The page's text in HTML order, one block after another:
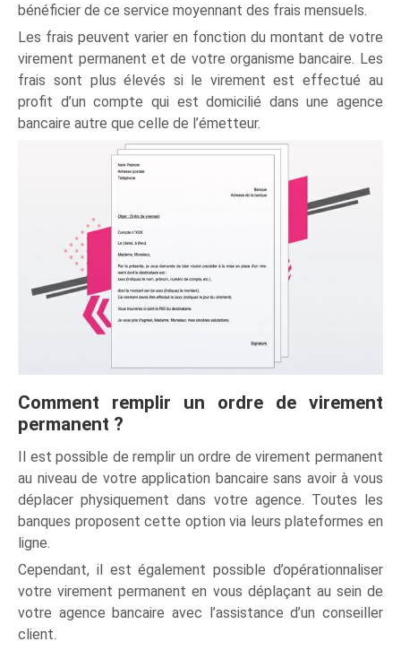
bénéficier de ce service moyennant des frais mensuels.
Les frais peuvent varier en fonction du montant de votre
virement permanent et de votre organisme bancaire. Les
frais sont plus élevés si le virement est effectué au
profit d’un compte qui est domicilié dans une agence
bancaire autre que celle de l’émetteur.
Comment remplir un ordre de virement
permanent ?
Il est possible de remplir un ordre de virement permanent
au niveau de votre application bancaire sans avoir à vous
déplacer physiquement dans votre agence. Toutes les
banques proposent cette option via leurs plateformes en
ligne.
Cependant, il est également possible d’opérationnaliser
votre virement permanent en vous déplaçant au sein de
votre agence bancaire avec l’assistance d’un conseiller
client.